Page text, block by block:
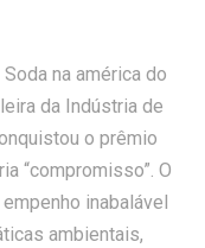
na américa do
da Indústria de
o prêmio
“compromisso”. O
inabalável
ambientais,